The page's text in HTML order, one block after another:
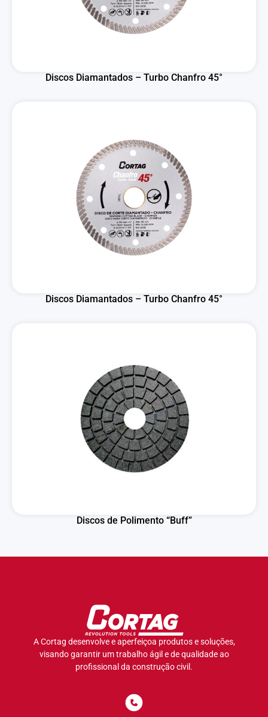
Discos Diamantados – Turbo Chanfro 45°
Discos Diamantados – Turbo Chanfro 45°
Discos de Polimento “Buff”
A Cortag desenvolve e aperfeiçoa produtos e soluções,
visando garantir um trabalho ágil e de qualidade ao
profissional da construção civil.